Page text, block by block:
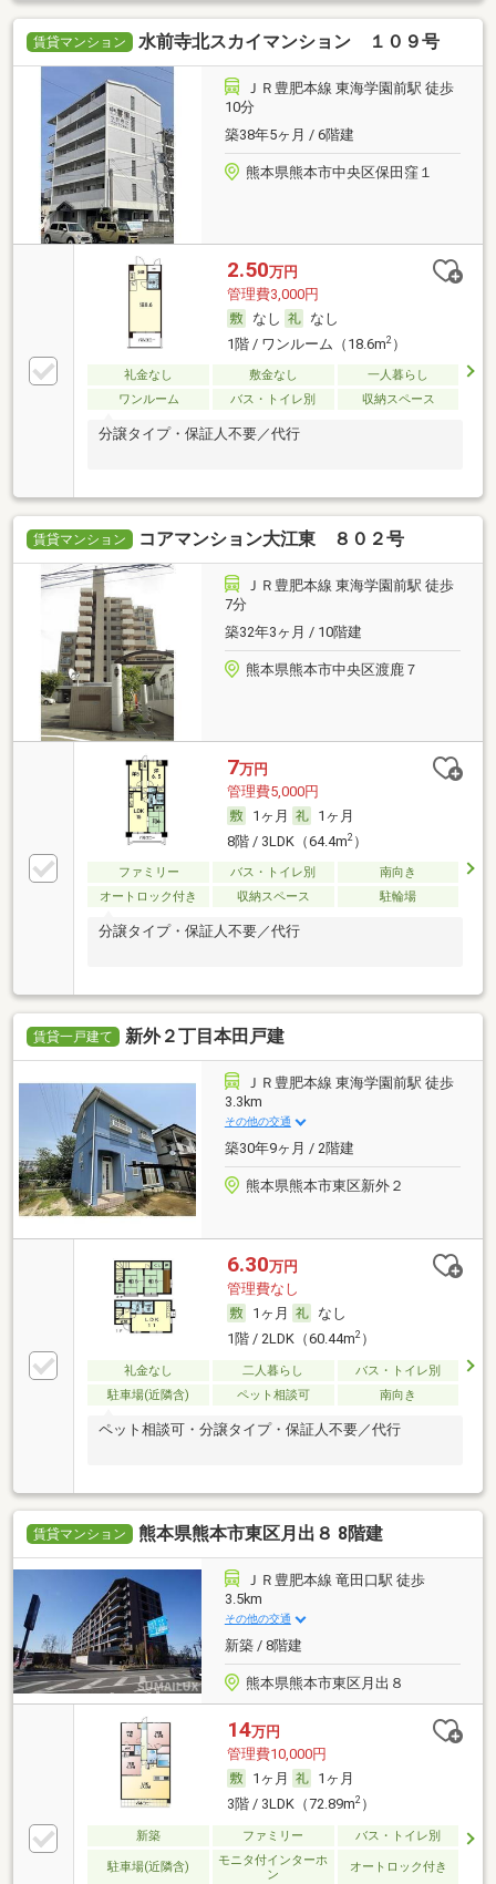
賃貸マンション 水前寺北スカイマンション １０９号
ＪＲ豊肥本線 東海学園前駅 徒歩
10分
築38年5ヶ月 / 6階建
熊本県熊本市中央区保田窪１
2.50万円
管理費3,000円
なし
なし
1階 / ワンルーム（18.6m2）
礼金なし 敷金なし
一人暮らし
ワンルーム
バス・トイレ別 収納スペース
分譲タイプ・保証人不要／代行
賃貸マンション コアマンション大江東 ８０２号
ＪＲ豊肥本線 東海学園前駅 徒歩
7分
築32年3ヶ月 / 10階建
熊本県熊本市中央区渡鹿７
7万円
管理費5,000円
1ヶ月
1ヶ月
8階 / 3LDK（64.4m2）
ファミリー バス・トイレ別
南向き
オートロック付き
収納スペース 駐輪場
分譲タイプ・保証人不要／代行
賃貸一戸建て 新外２丁目本田戸建
ＪＲ豊肥本線 東海学園前駅 徒歩
3.3km
その他の交通
築30年9ヶ月 / 2階建
熊本県熊本市東区新外２
6.30万円
管理費なし
1ヶ月
なし
1階 / 2LDK（60.44m2）
礼金なし 二人暮らし
バス・トイレ別
駐車場(近隣含)
ペット相談可 南向き
ペット相談可・分譲タイプ・保証人不要／代行
賃貸マンション 熊本県熊本市東区月出８ 8階建
ＪＲ豊肥本線 竜田口駅 徒歩
3.5km
その他の交通
新築 / 8階建
熊本県熊本市東区月出８
14万円
管理費10,000円
1ヶ月
1ヶ月
3階 / 3LDK（72.89m2）
新築 ファミリー バス・トイレ別
駐車場(近隣含)
モニタ付インターホ
ン
オートロック付き